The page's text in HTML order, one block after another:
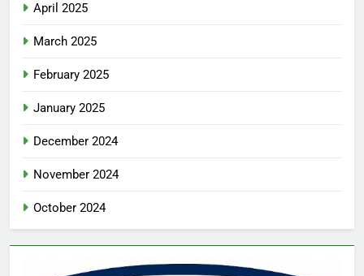
April 2025
March 2025
February 2025
January 2025
December 2024
November 2024
October 2024